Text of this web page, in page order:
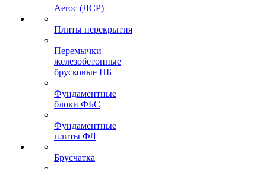
Aeroc (ЛСР)
Плиты перекрытия
Перемычки
железобетонные
брусковые ПБ
Фундаментные
блоки ФБС
Фундаментные
плиты ФЛ
Брусчатка